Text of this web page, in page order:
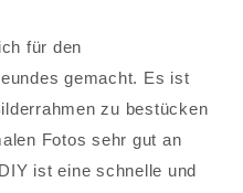
für den
gemacht. Es ist
zu bestücken
Fotos sehr gut an
ist eine schnelle und